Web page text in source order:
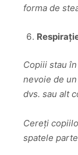
forma de
Copiii stau
nevoie de
dvs. sau alt
Cereți
spatele